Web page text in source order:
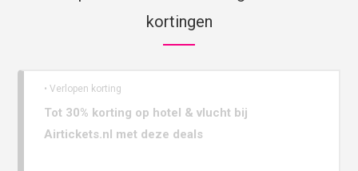
kortingen
• Verlopen korting
Tot 30% korting op hotel & vlucht bij
Airtickets.nl met deze deals